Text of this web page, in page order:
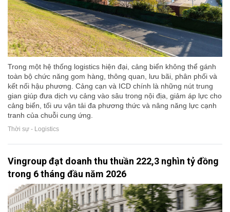
Trong một hệ thống logistics hiện đại, cảng biển không thể gánh
toàn bộ chức năng gom hàng, thông quan, lưu bãi, phân phối và
kết nối hậu phương. Cảng cạn và ICD chính là những nút trung
gian giúp đưa dịch vụ cảng vào sâu trong nội địa, giảm áp lực cho
cảng biển, tối ưu vận tải đa phương thức và nâng năng lực cạnh
tranh của chuỗi cung ứng.
Thời sự - Logistics
Vingroup đạt doanh thu thuần 222,3 nghìn tỷ đồng
trong 6 tháng đầu năm 2026